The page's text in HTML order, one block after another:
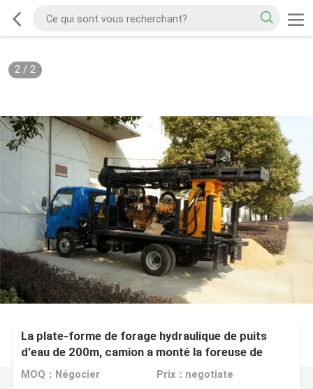
2/ 2
La plate-forme de forage hydraulique de puits
d'eau de 200m, camion a monté la foreuse de
puits d'eau
MOQ：Négocier Prix：negotiate